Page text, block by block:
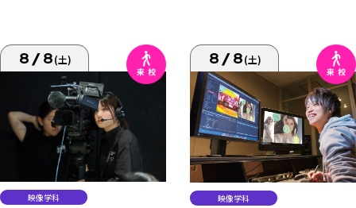
8/8(土)
映像学科
8/8(土)
映像学科